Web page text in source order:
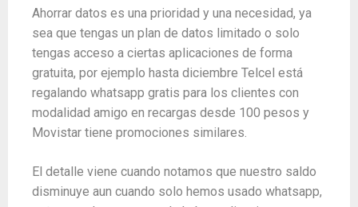
Ahorrar datos es una prioridad y una necesidad, ya
sea que tengas un plan de datos limitado o solo
tengas acceso a ciertas aplicaciones de forma
gratuita, por ejemplo hasta diciembre Telcel está
regalando whatsapp gratis para los clientes con
modalidad amigo en recargas desde 100 pesos y
Movistar tiene promociones similares.
El detalle viene cuando notamos que nuestro saldo
disminuye aun cuando solo hemos usado whatsapp,